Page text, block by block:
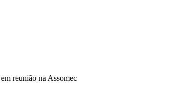
reunião na Assomec